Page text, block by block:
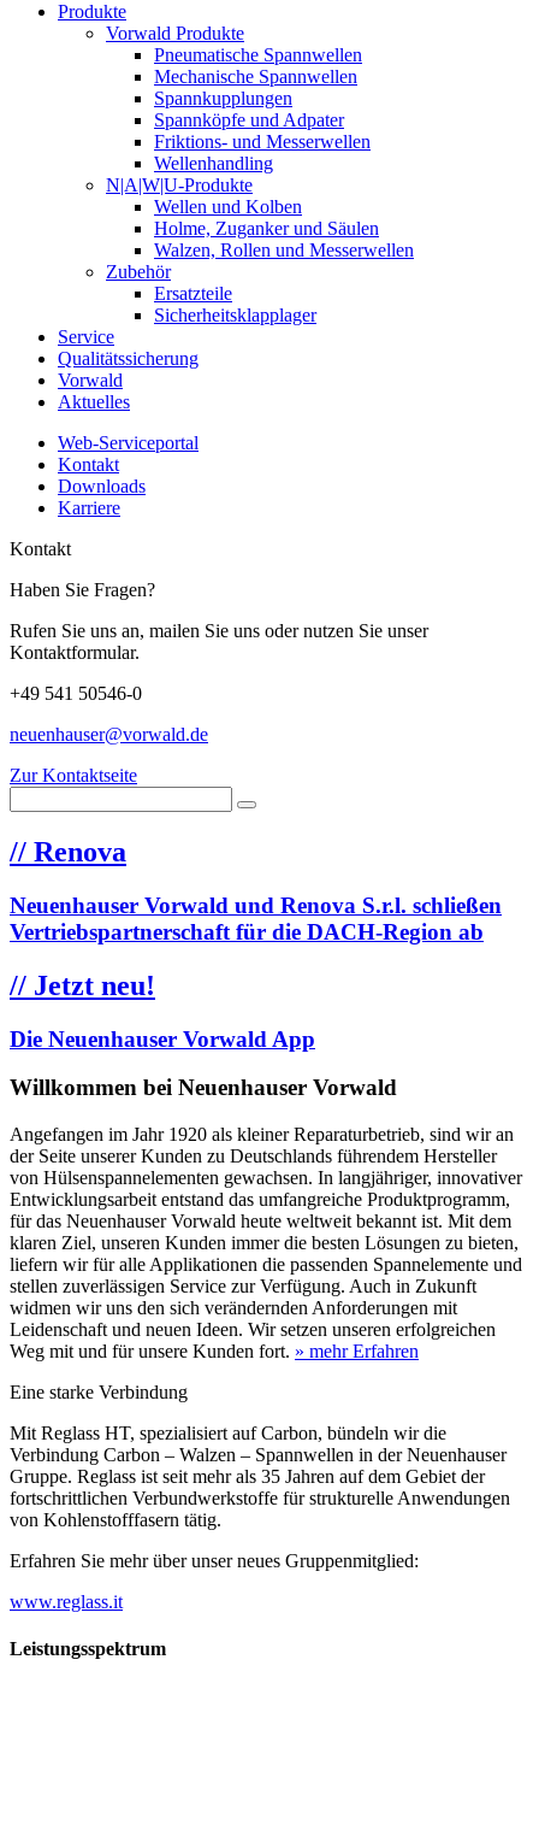
Produkte
Vorwald Produkte
Pneumatische Spannwellen
Mechanische Spannwellen
Spannkupplungen
Spannköpfe und Adpater
Friktions- und Messerwellen
Wellenhandling
N|A|W|U-Produkte
Wellen und Kolben
Holme, Zuganker und Säulen
Walzen, Rollen und Messerwellen
Zubehör
Ersatzteile
Sicherheitsklapplager
Service
Qualitätssicherung
Vorwald
Aktuelles
Web-Serviceportal
Kontakt
Downloads
Karriere
Kontakt
Haben Sie Fragen?
Rufen Sie uns an, mailen Sie uns oder nutzen Sie unser
Kontaktformular.
+49 541 50546-0
neuenhauser@vorwald.de
Zur Kontaktseite
// Renova
Neuenhauser Vorwald und Renova S.r.l. schließen
Vertriebspartnerschaft für die DACH-Region ab
// Jetzt neu!
Die Neuenhauser Vorwald App
Willkommen bei Neuenhauser Vorwald
Angefangen im Jahr 1920 als kleiner Reparaturbetrieb, sind wir an
der Seite unserer Kunden zu Deutschlands führendem Hersteller
von Hülsenspannelementen gewachsen. In langjähriger, innovativer
Entwicklungsarbeit entstand das umfangreiche Produktprogramm,
für das Neuenhauser Vorwald heute weltweit bekannt ist. Mit dem
klaren Ziel, unseren Kunden immer die besten Lösungen zu bieten,
liefern wir für alle Applikationen die passenden Spannelemente und
stellen zuverlässigen Service zur Verfügung. Auch in Zukunft
widmen wir uns den sich verändernden Anforderungen mit
Leidenschaft und neuen Ideen. Wir setzen unseren erfolgreichen
Weg mit und für unsere Kunden fort. » mehr Erfahren
Eine starke Verbindung
Mit Reglass HT, spezialisiert auf Carbon, bündeln wir die
Verbindung Carbon – Walzen – Spannwellen in der Neuenhauser
Gruppe. Reglass ist seit mehr als 35 Jahren auf dem Gebiet der
fortschrittlichen Verbundwerkstoffe für strukturelle Anwendungen
von Kohlenstofffasern tätig.
Erfahren Sie mehr über unser neues Gruppenmitglied:
www.reglass.it
Leistungsspektrum